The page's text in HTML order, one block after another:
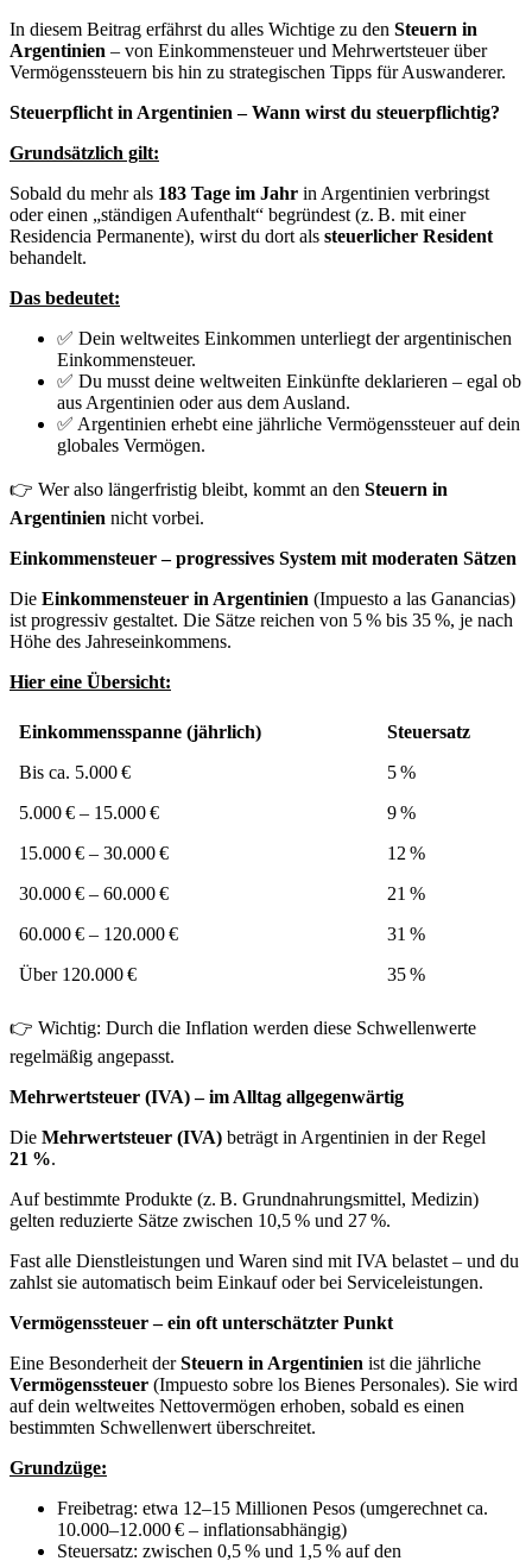
In diesem Beitrag erfährst du alles Wichtige zu den Steuern in
Argentinien – von Einkommensteuer und Mehrwertsteuer über
Vermögenssteuern bis hin zu strategischen Tipps für Auswanderer.
Steuerpflicht in Argentinien – Wann wirst du steuerpflichtig?
Grundsätzlich gilt:
Sobald du mehr als 183 Tage im Jahr in Argentinien verbringst
oder einen „ständigen Aufenthalt“ begründest (z. B. mit einer
Residencia Permanente), wirst du dort als steuerlicher Resident
behandelt.
Das bedeutet:
✅ Dein weltweites Einkommen unterliegt der argentinischen
Einkommensteuer.
✅ Du musst deine weltweiten Einkünfte deklarieren – egal ob
aus Argentinien oder aus dem Ausland.
✅ Argentinien erhebt eine jährliche Vermögenssteuer auf dein
globales Vermögen.
👉 Wer also längerfristig bleibt, kommt an den Steuern in
Argentinien nicht vorbei.
Einkommensteuer – progressives System mit moderaten Sätzen
Die Einkommensteuer in Argentinien (Impuesto a las Ganancias)
ist progressiv gestaltet. Die Sätze reichen von 5 % bis 35 %, je nach
Höhe des Jahreseinkommens.
Hier eine Übersicht:
Einkommensspanne (jährlich)
Steuersatz
Bis ca. 5.000 €
5 %
5.000 € – 15.000 €
9 %
15.000 € – 30.000 €
12 %
30.000 € – 60.000 €
21 %
60.000 € – 120.000 €
31 %
Über 120.000 €
35 %
👉 Wichtig: Durch die Inflation werden diese Schwellenwerte
regelmäßig angepasst.
Mehrwertsteuer (IVA) – im Alltag allgegenwärtig
Die Mehrwertsteuer (IVA) beträgt in Argentinien in der Regel
21 %.
Auf bestimmte Produkte (z. B. Grundnahrungsmittel, Medizin)
gelten reduzierte Sätze zwischen 10,5 % und 27 %.
Fast alle Dienstleistungen und Waren sind mit IVA belastet – und du
zahlst sie automatisch beim Einkauf oder bei Serviceleistungen.
Vermögenssteuer – ein oft unterschätzter Punkt
Eine Besonderheit derSteuern in Argentinien ist die jährliche
Vermögenssteuer (Impuesto sobre los Bienes Personales). Sie wird
auf dein weltweites Nettovermögen erhoben, sobald es einen
bestimmten Schwellenwert überschreitet.
Grundzüge:
Freibetrag: etwa 12–15 Millionen Pesos (umgerechnet ca.
10.000–12.000 € – inflationsabhängig)
Steuersatz: zwischen 0,5 % und 1,5 % auf den